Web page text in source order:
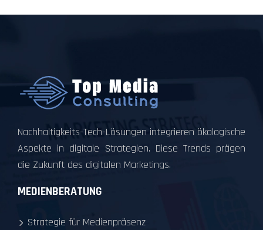
Nachhaltigkeits-Tech-Lösungen integrieren ökologische
Aspekte in digitale Strategien. Diese Trends prägen
die Zukunft des digitalen Marketings.
MEDIENBERATUNG
Strategie für Medienpräsenz